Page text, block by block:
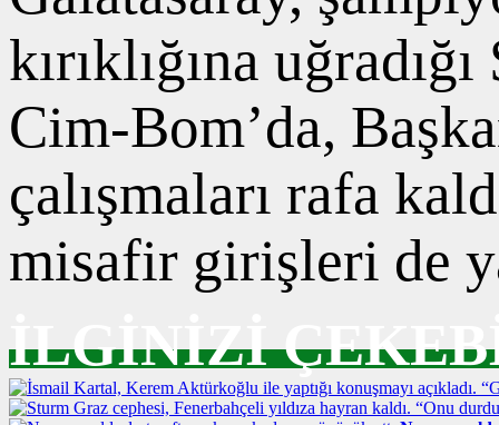
kırıklığına
Cim-Bom’da,
çalışmaları rafa
misafir girişleri de
İLGİNİZİ